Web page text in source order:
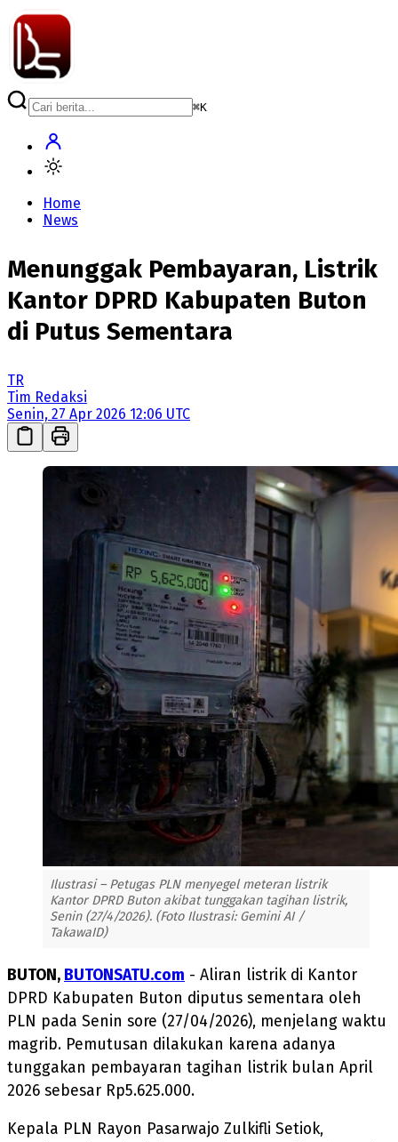
⌘K
Home
News
Menunggak Pembayaran, Listrik
Kantor DPRD Kabupaten Buton
di Putus Sementara
TR
Tim Redaksi
Senin, 27 Apr 2026 12:06 UTC
Ilustrasi – Petugas PLN menyegel meteran listrik
Kantor DPRD Buton akibat tunggakan tagihan listrik,
Senin (27/4/2026). (Foto Ilustrasi: Gemini AI /
TakawaID)
BUTON, BUTONSATU.com - Aliran listrik di Kantor
DPRD Kabupaten Buton diputus sementara oleh
PLN pada Senin sore (27/04/2026), menjelang waktu
magrib. Pemutusan dilakukan karena adanya
tunggakan pembayaran tagihan listrik bulan April
2026 sebesar Rp5.625.000.
Kepala PLN Rayon Pasarwajo Zulkifli Setiok,